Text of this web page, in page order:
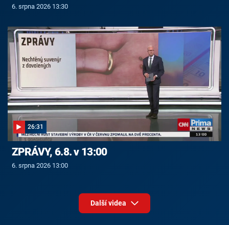
6. srpna 2026 13:30
26:31
ZPRÁVY, 6.8. v 13:00
6. srpna 2026 13:00
Další videa